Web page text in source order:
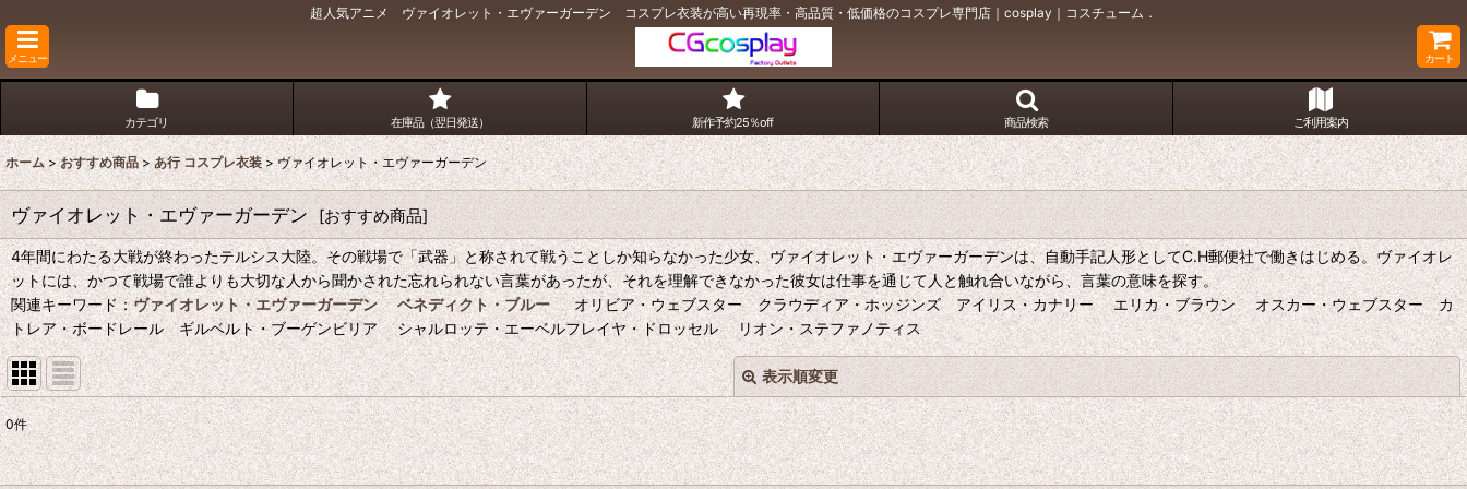
超人気アニメ ヴァイオレット・エヴァーガーデン コスプレ衣装が高い再現率・高品質・低価格のコスプレ専門店｜cosplay｜コスチューム．
メニュー カート
カテゴリ 在庫品（翌日発送） 新作予約25％off 商品検索 ご利用案内
ホーム > おすすめ商品 > あ行 コスプレ衣装 > ヴァイオレット・エヴァーガーデン
ヴァイオレット・エヴァーガーデン [おすすめ商品]
4年間にわたる大戦が終わったテルシス大陸。その戦場で「武器」と称されて戦うことしか知らなかった少女、ヴァイオレット・エヴァーガーデンは、自動手記人形としてC.H郵便社で働きはじめる。ヴァイオレ
ットには、かつて戦場で誰よりも大切な人から聞かされた忘れられない言葉があったが、それを理解できなかった彼女は仕事を通じて人と触れ合いながら、言葉の意味を探す。
関連キーワード：ヴァイオレット・エヴァーガーデン ベネディクト・ブルーオリビア・ウェブスター クラウディア・ホッジンズ アイリス・カナリー エリカ・ブラウン オスカー・ウェブスター カ
トレア・ボードレール ギルベルト・ブーゲンビリア シャルロッテ・エーベルフレイヤ・ドロッセル リオン・ステファノティス
表示順変更
表示数:
閉じる
0件